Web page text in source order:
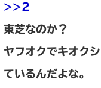
>>2
東芝なのか？
ヤフオクでキオク
ているんだよな。